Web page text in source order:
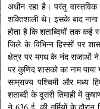
अधीन रहा है। परंतु
शक्तिशाली थे। इसके बाद
होता है कि शताब्दियों तक
जिले के विभिन्न हिस्सों पर
क्षेत्र पर मगध के नंद राजाओं
पर कुणिंद शासको का नाम
साम्राज्य पश्चिमी और मध्य
शताब्दी के दूसरी तिमाही में